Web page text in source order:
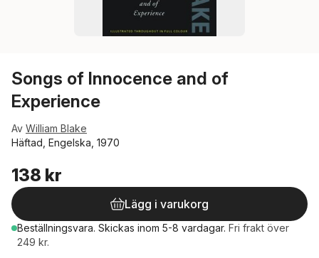
Songs of Innocence and of
Experience
Av William Blake
Häftad, Engelska, 1970
138 kr
Lägg i varukorg
Beställningsvara. Skickas inom 5-8 vardagar. Fri frakt över
249 kr.